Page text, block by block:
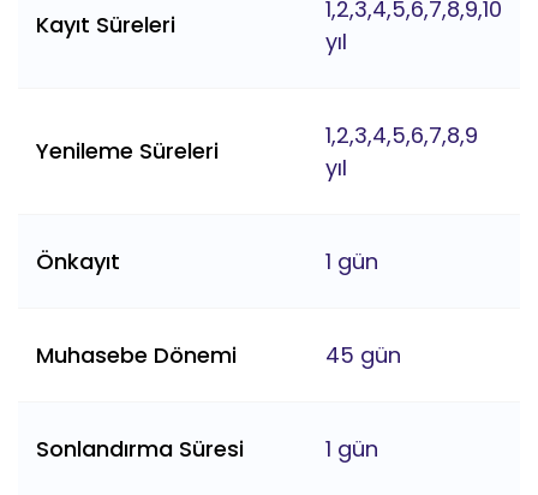
Kayıt Süreleri
1,2,3,4,5,6,7,8,9,10
yıl
Yenileme Süreleri
1,2,3,4,5,6,7,8,9
yıl
Önkayıt 1 gün
Muhasebe Dönemi 45 gün
Sonlandırma Süresi 1 gün